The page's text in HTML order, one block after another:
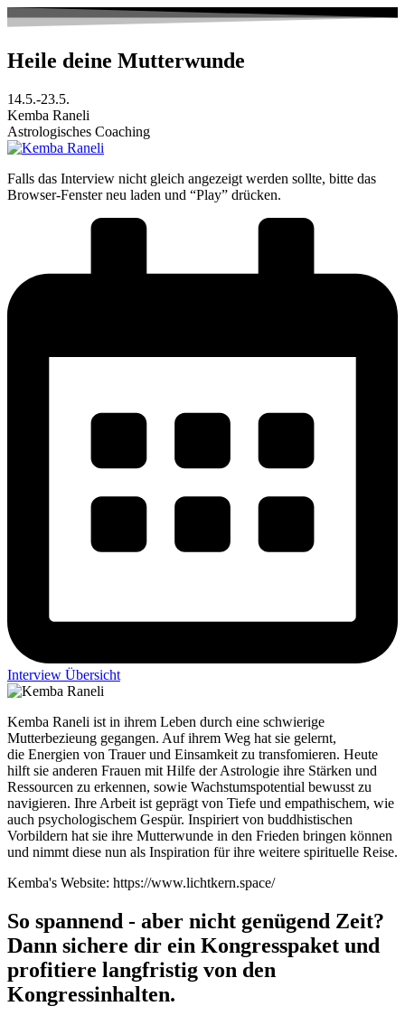
Zum
Inhalt
Heile deine Mutterwunde
14.5.-23.5.
Kemba Raneli
Astrologisches Coaching
Falls das Interview nicht gleich angezeigt werden sollte, bitte das
Browser-Fenster neu laden und “Play” drücken.
Interview Übersicht
Kemba Raneli ist in ihrem Leben durch eine schwierige
Mutterbezieung gegangen. Auf ihrem Weg hat sie gelernt,
die Energien von Trauer und Einsamkeit zu transfomieren. Heute
hilft sie anderen Frauen mit Hilfe der Astrologie ihre Stärken und
Ressourcen zu erkennen, sowie Wachstumspotential bewusst zu
navigieren. Ihre Arbeit ist geprägt von Tiefe und empathischem, wie
auch psychologischem Gespür. Inspiriert von buddhistischen
Vorbildern hat sie ihre Mutterwunde in den Frieden bringen können
und nimmt diese nun als Inspiration für ihre weitere spirituelle Reise.
Kemba's Website: https://www.lichtkern.space/
So spannend - aber nicht genügend Zeit?
Dann sichere dir ein Kongresspaket und
profitiere langfristig von den
Kongressinhalten.